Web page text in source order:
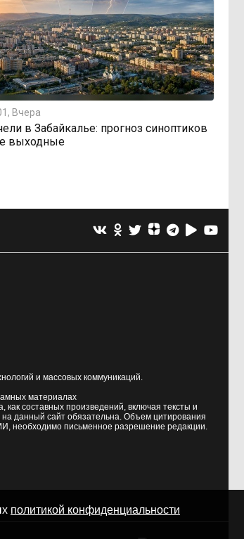
Вчера
в Забайкалье: прогноз синоптиков
выходные
и массовых коммуникаций.
материалах
составных произведений, включая тексты и
данный сайт обязательна. Объем цитирования
необходимо письменное разрешение редакции.
политикой конфиденциальности